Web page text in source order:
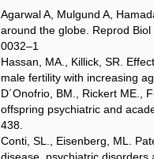
Agarwal A, Mulgund A,
around the globe. Reprod
0032–1
Hassan, MA., Killick, SR.
male fertility with increasing
D´Onofrio, BM., Rickert ME.,
offspring psychiatric and
438.
Conti, SL., Eisenberg, ML.